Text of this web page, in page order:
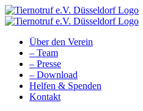
Zum
Inhalt
Über den Verein
– Team
– Presse
– Download
Helfen & Spenden
Kontakt